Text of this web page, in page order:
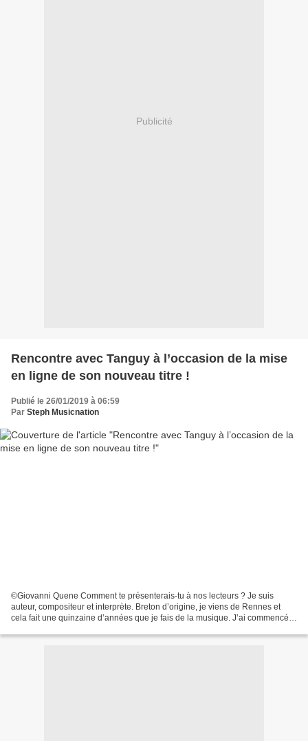
Publicité
Rencontre avec Tanguy à l’occasion de la mise
en ligne de son nouveau titre !
Publié le 26/01/2019 à 06:59
Par Steph Musicnation
©Giovanni Quene Comment te présenterais-tu à nos lecteurs ? Je suis
auteur, compositeur et interprète. Breton d’origine, je viens de Rennes et
cela fait une quinzaine d’années que je fais de la musique. J’ai commencé à